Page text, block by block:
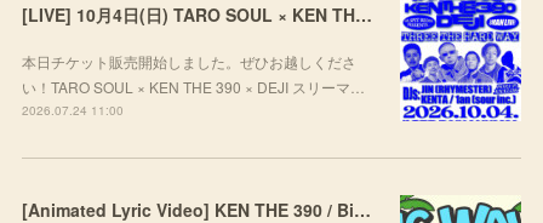
[LIVE] 10月4日(日) TARO SOUL × KEN THE 390 × DEJI スリーマンLIVE "THREE THE HARD WAY” @ ORD. 代官山
本日チケット販売開始しました。ぜひお越しくださ
い！TARO SOUL × KEN THE 390 × DEJI スリーマ…
2026.07.24 11:00
[Animated Lyric Video] KEN THE 390 / Big Wave feat. ポチョムキン,KOPERU,Mii